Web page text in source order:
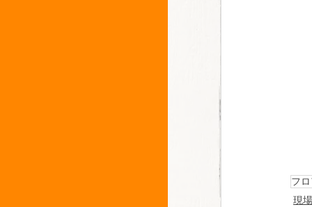
フ
現